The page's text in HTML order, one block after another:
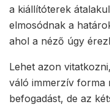
a kiállítóterek
elmosódnak a
ahol a néző úgy
Lehet azon
váló immerzív forma
befogadást, de az